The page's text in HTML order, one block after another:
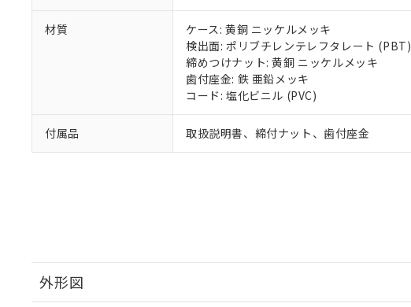
材質
ケース: 黄銅 ニッケルメッキ
検出面: ポリブチレンテレフタレート (PBT)
締めつけナット: 黄銅 ニッケルメッキ
歯付座金: 鉄 亜鉛メッキ
コード: 塩化ビニル (PVC)
付属品 取扱説明書、締付ナット、歯付座金
外形図